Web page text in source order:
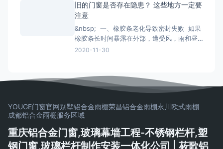
定，门窗调整至横平竖直，再将衔接件与墙
体固定，固定办法按规划要求。固定结实后
即可拔去木楔。在门窗框与墙
旧的门窗是否存在隐患？ 这些地方一定要
注意
&nbsp; 一、橡胶条老化导致密封失败 如果
橡胶条长时间暴露在外部，遭受风，雨和昼
夜温差的影响，劣质的密封条很容易老化并
金配件的重要活动部件通常是304不锈钢。
如果旧的门窗五金使用201不锈钢
2020-11-30
YOUGE门窗官网别墅铝合金雨棚荣昌铝合金雨棚永川欧式雨棚
成都铝合金雨棚服务区域
重庆铝合金门窗,玻璃幕墙工程-不锈钢栏杆,塑
钢门窗,玻璃栏杆制作安装一体化公司 | 莜歌铝